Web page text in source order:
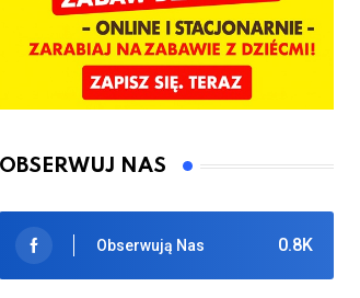
OBSERWUJ NAS
0.8K
Obserwują Nas